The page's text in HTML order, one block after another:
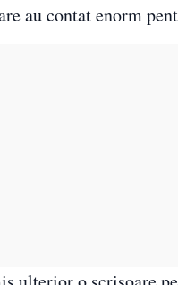
au contat enorm